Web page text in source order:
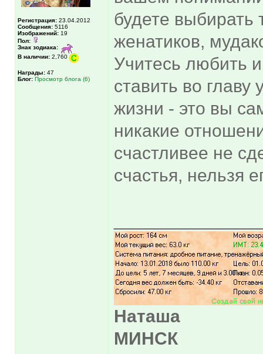
Регистрация: 23.04.2012
Сообщения: 5116
Изображений: 19
Пол:
Знак зодиака:
В наличии: 2,760
Награды: 47
Блог: Просмотр блога (6)
будете выбирать
женатиков,
Учитесь любить
ставить во главу
жизни - это вы
никакие
счастливее не
счастья, нельзя
Наташа
МИНСК